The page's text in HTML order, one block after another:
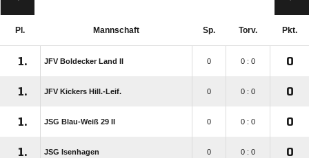
Pl. Mannschaft Sp. Torv. Pkt.
1. JFV Boldecker Land II 0 0 : 0 0
1. JFV Kickers Hill.-Leif. 0 0 : 0 0
1. JSG Blau-Weiß 29 II 0 0 : 0 0
1. JSG Isenhagen 0 0 : 0 0